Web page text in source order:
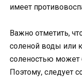
имеет
Важно отметить,
соленой воды или
соленостью может
Поэтому, следует